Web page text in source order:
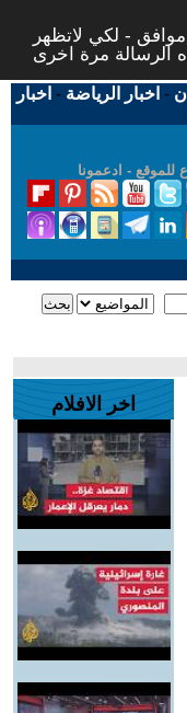
- لكي لاتظهر
- اخبار الرياضة - اخبار
للموقع - ادعمونا
اخر الافلام